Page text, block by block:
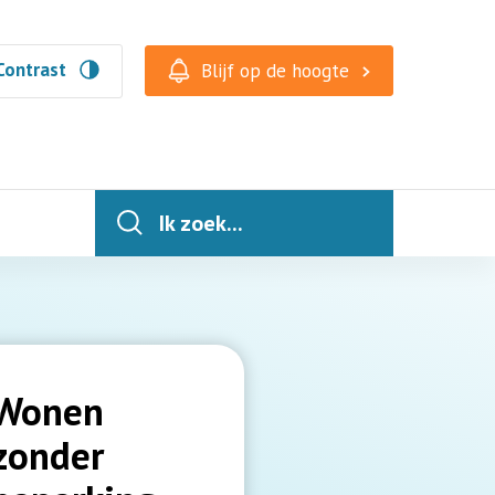
Blijf op de hoogte
Ik zoek...